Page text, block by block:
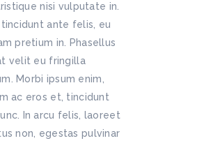
nisi vulputate in.
tincidunt ante felis, eu
pretium in. Phasellus
velit eu fringilla
Morbi ipsum enim,
ac eros et, tincidunt
In arcu felis, laoreet
non, egestas pulvinar